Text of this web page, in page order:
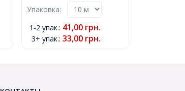
подходит для плетения
Толщина 1мм,
(УТ000004813)
Упаковка:
1-2 упак.: 41,00 грн.
3+ упак.: 33,00 грн.